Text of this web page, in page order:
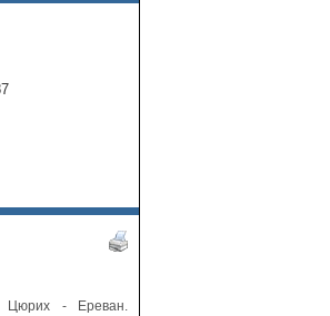
Цюрих - Ереван.